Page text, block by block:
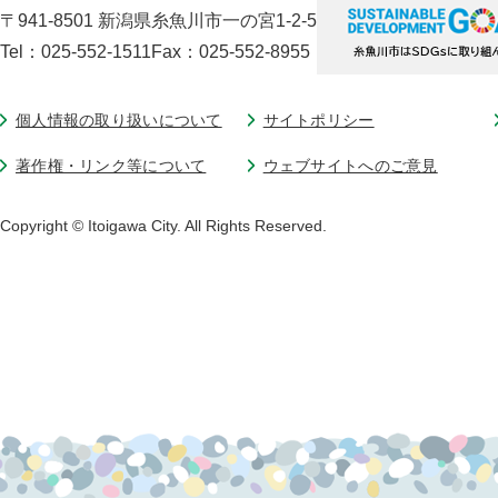
〒941-8501 新潟県糸魚川市一の宮1-2-5
Tel：025-552-1511Fax：025-552-8955
個人情報の取り扱いについて サイトポリシー
著作権・リンク等について ウェブサイトへのご意見
Copyright © Itoigawa City. All Rights Reserved.